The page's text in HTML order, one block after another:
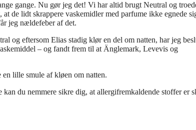
gange. Nu gør jeg det! Vi har altid brugt Neutral og
de lidt skrappere vaskemidler med parfume ikke egnede
jeg nældefeber af det.
og eftersom Elias stadig klør en del om natten, har jeg
– og fandt frem til at Änglemark, Levevis og
lille smule af kløen om natten.
du nemmere sikre dig, at allergifremkaldende stoffer er